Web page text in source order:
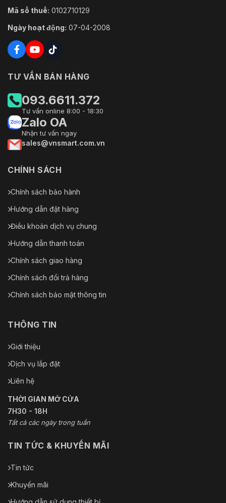
Mã số thuế: 0102710129
Ngày hoạt động: 07-04-2008
TƯ VẤN BÁN HÀNG
093.6611.372
Tư vấn online 8:00 - 18:30
Zalo OA
Nhận tư vấn ngay
sales@vnsmart.com.vn
CHÍNH SÁCH
Chính sách bảo hành
Hướng dẫn đặt hàng
Điều khoản dịch vụ chung
Hướng dẫn thanh toán
Chính sách giao hàng
Chính sách đổi trả hàng
Chính sách bảo mật thông tin
THÔNG TIN
Giới thiệu
Dịch vụ lắp đặt
Liên hệ
THỜI GIAN MỞ CỬA
7H30 - 18H
Tất cả các ngày trong tuần
TIN TỨC & KHUYẾN MÃI
Tin tức
Khuyến mãi